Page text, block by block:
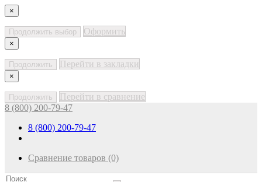
×
Продолжить выбор Оформить
×
Продолжить Перейти в закладки
×
Продолжить
Перейти в сравнение
8 (800) 200-79-47
8 (800) 200-79-47
Сравнение товаров (0)